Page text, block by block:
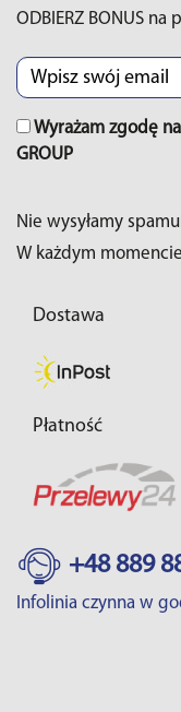
ODBIERZ BONUS na
Wyrażam zgodę
GROUP
Nie wysyłamy
W każdym
Dostawa
Płatność
+48 889
Infolinia czynna w